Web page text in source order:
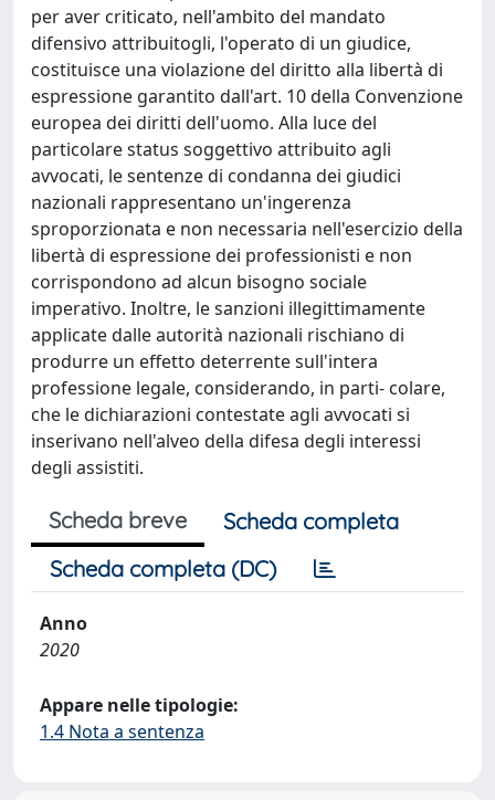
per aver criticato, nell'ambito del mandato
difensivo attribuitogli, l'operato di un giudice,
costituisce una violazione del diritto alla libertà di
espressione garantito dall'art. 10 della Convenzione
europea dei diritti dell'uomo. Alla luce del
particolare status soggettivo attribuito agli
avvocati, le sentenze di condanna dei giudici
nazionali rappresentano un'ingerenza
sproporzionata e non necessaria nell'esercizio della
libertà di espressione dei professionisti e non
corrispondono ad alcun bisogno sociale
imperativo. Inoltre, le sanzioni illegittimamente
applicate dalle autorità nazionali rischiano di
produrre un effetto deterrente sull'intera
professione legale, considerando, in parti- colare,
che le dichiarazioni contestate agli avvocati si
inserivano nell'alveo della difesa degli interessi
degli assistiti.
Scheda breve
Scheda completa
Scheda completa (DC)
Anno
2020
Appare nelle tipologie:
1.4 Nota a sentenza